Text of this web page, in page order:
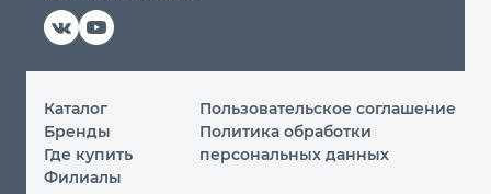
Каталог
Бренды
Где купить
Филиалы
Пользовательское соглашение
Политика обработки
персональных данных